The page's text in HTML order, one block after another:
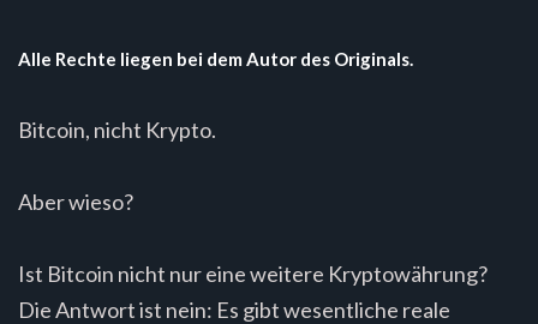
Alle Rechte liegen bei dem Autor des Originals.
Bitcoin, nicht Krypto.
Aber wieso?
Ist Bitcoin nicht nur eine weitere Kryptowährung?
Die Antwort ist nein: Es gibt wesentliche reale